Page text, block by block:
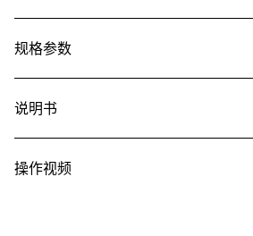
规格参数
说明书
操作视频